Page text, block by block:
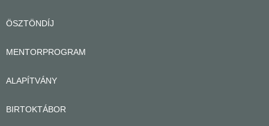
ÖSZTÖNDÍJ
MENTORPROGRAM
ALAPÍTVÁNY
BIRTOKTÁBOR